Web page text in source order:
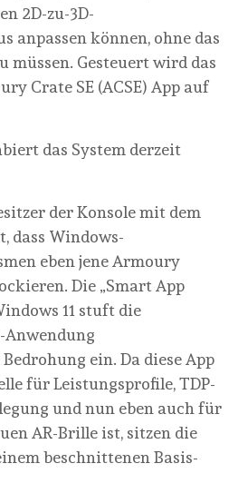
2D-zu-3D-
anpassen können, ohne das
müssen. Gesteuert wird das
Crate SE (ACSE) App auf
das System derzeit
der Konsole mit dem
dass Windows-
eben jene Armoury
Die „Smart App
11 stuft die
ein. Da diese App
für Leistungsprofile, TDP-
und nun eben auch für
AR-Brille ist, sitzen die
beschnittenen Basis-